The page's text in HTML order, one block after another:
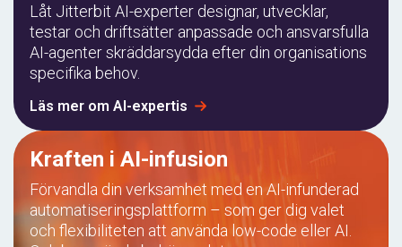
Låt Jitterbit AI-experter designar, utvecklar,
testar och driftsätter anpassade och ansvarsfulla
AI-agenter skräddarsydda efter din organisations
specifika behov.
Läs mer om AI-expertis
Kraften i AI-infusion
Förvandla din verksamhet med en AI-infunderad
automatiseringsplattform – som ger dig valet
och flexibiliteten att använda low-code eller AI.